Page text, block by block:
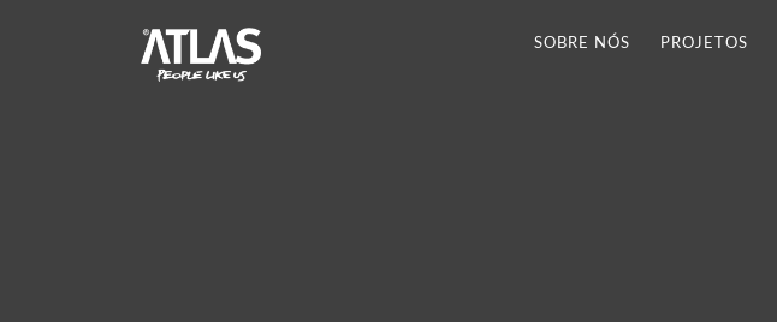
SOBRE NÓS PROJETOS